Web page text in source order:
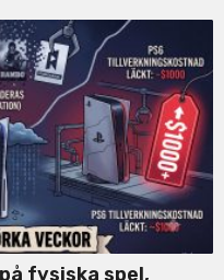
fysiska spel,